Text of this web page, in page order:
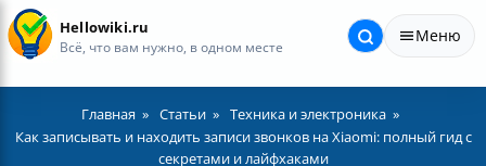
Hellowiki.ru
Всё, что вам нужно, в одном месте
Меню
Главная Статьи
Техника и электроника
Как записывать и находить записи звонков на Xiaomi: полный гид с
секретами и лайфхаками